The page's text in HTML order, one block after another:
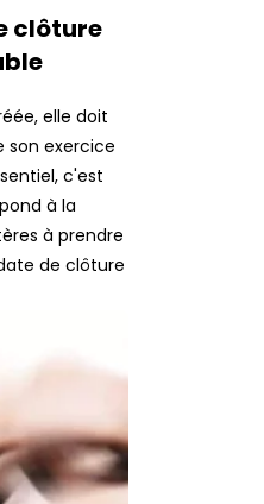
clôture
elle doit
son exercice
c'est
à la
à prendre
de clôture